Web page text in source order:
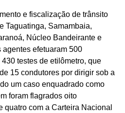
e fiscalização de trânsito
Taguatinga, Samambaia,
Núcleo Bandeirante e
agentes efetuaram 500
testes de etilômetro, que
15 condutores por dirigir sob a
um caso enquadrado como
foram flagrados oito
quatro com a Carteira Nacional